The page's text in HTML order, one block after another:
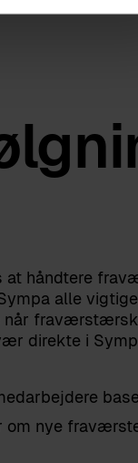
håndtere
alle
når
direkte i
om nye